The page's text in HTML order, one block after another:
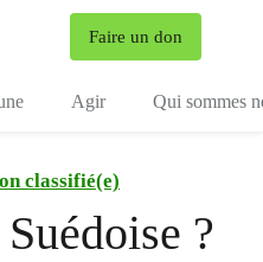
Faire un don
Agir Qui sommes
classifié(e)
?